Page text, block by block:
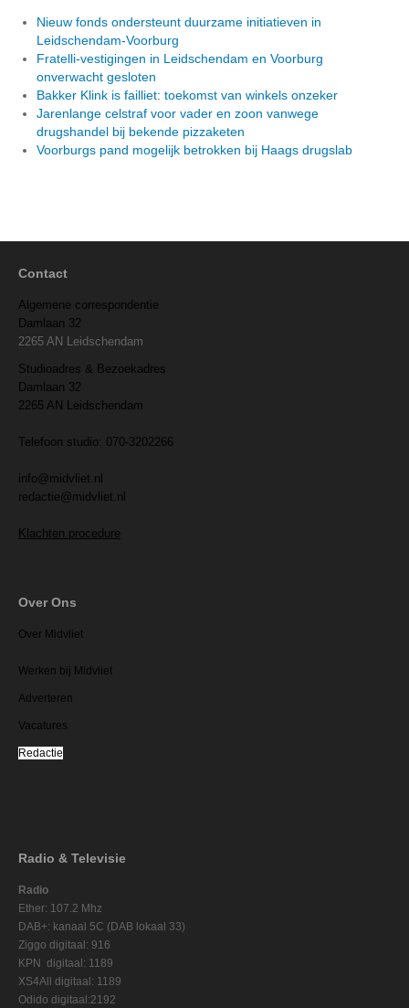
Nieuw fonds ondersteunt duurzame initiatieven in
Leidschendam-Voorburg
Fratelli-vestigingen in Leidschendam en Voorburg
onverwacht gesloten
Bakker Klink is failliet: toekomst van winkels onzeker
Jarenlange celstraf voor vader en zoon vanwege
drugshandel bij bekende pizzaketen
Voorburgs pand mogelijk betrokken bij Haags drugslab
Contact
Algemene correspondentie
Damlaan 32
2265 AN Leidschendam
Studioadres & Bezoekadres
Damlaan 32
2265 AN Leidschendam
Telefoon studio: 070-3202266
info@midvliet.nl
redactie@midvliet.nl
Klachten procedure
Over Ons
Over Midvliet
Werken bij Midvliet
Adverteren
Vacatures
Redactie
Radio & Televisie
Radio
Ether: 107.2 Mhz
DAB+: kanaal 5C (DAB lokaal 33)
Ziggo digitaal: 916
KPN digitaal: 1189
XS4All digitaal: 1189
Odido digitaal:2192